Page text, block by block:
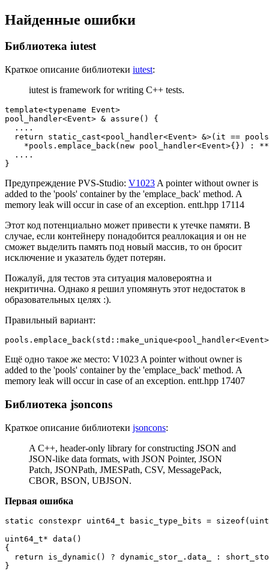
Найденные ошибки
Библиотека iutest
Краткое описание библиотеки iutest:
iutest is framework for writing C++ tests.
template<typename Event>
pool_handler<Event> & assure() {
  ....
return static_cast<pool_handler<Event> &>(it ==
*pools.emplace_back(new pool_handler<Event>{}) :
  ....
}
Предупреждение PVS-Studio: V1023 A pointer without owner is
added to the 'pools' container by the 'emplace_back' method. A
memory leak will occur in case of an exception. entt.hpp 17114
Этот код потенциально может привести к утечке памяти. В
случае, если контейнеру понадобится реаллокация и он не
сможет выделить память под новый массив, то он бросит
исключение и указатель будет потерян.
Пожалуй, для тестов эта ситуация маловероятна и
некритична. Однако я решил упомянуть этот недостаток в
образовательных целях :).
Правильный вариант:
Ещё одно такое же место: V1023 A pointer without owner is
added to the 'pools' container by the 'emplace_back' method. A
memory leak will occur in case of an exception. entt.hpp 17407
Библиотека jsoncons
Краткое описание библиотеки jsoncons:
A C++, header-only library for constructing JSON and
JSON-like data formats, with JSON Pointer, JSON
Patch, JSONPath, JMESPath, CSV, MessagePack,
CBOR, BSON, UBJSON.
Первая ошибка
static constexpr uint64_t basic_type_bits =
uint64_t* data()
{
return is_dynamic() ? dynamic_stor_.data_ :
}